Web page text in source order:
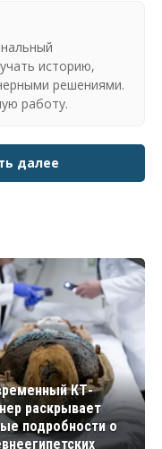
историю,
решениями.
работу.
далее
КТ-
раскрывает
подробности о